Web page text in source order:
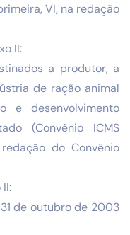
VI, na redação
II:
a produtor, a
de ração animal
e desenvolvimento
(Convênio ICMS
do Convênio
de outubro de 2003